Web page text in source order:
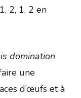
2, 1, 2 en
domination
une
d’œufs et à